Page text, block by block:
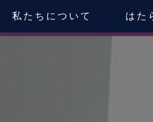
私たちについて はた